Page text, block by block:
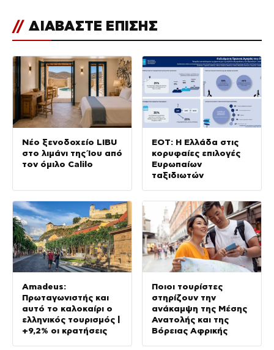
// ΔΙΑΒΑΣΤΕ ΕΠΙΣΗΣ
Νέο ξενοδοχείο LIBU
στο λιμάνι της Ίου από
τον όμιλο Calilo
ΕΟΤ: Η Ελλάδα στις
κορυφαίες επιλογές
Ευρωπαίων
ταξιδιωτών
Amadeus:
Πρωταγωνιστής και
αυτό το καλοκαίρι ο
ελληνικός τουρισμός |
+9,2% οι κρατήσεις
Ποιοι τουρίστες
στηρίζουν την
ανάκαμψη της Μέσης
Ανατολής και της
Βόρειας Αφρικής